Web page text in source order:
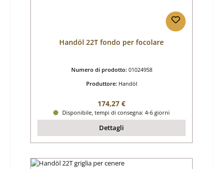
Handöl 22T fondo per focolare
Numero di prodotto: 01024958
Produttore: Handöl
Prezzo normale:
174,27 €
Disponibile, tempi di consegna: 4-6 giorni
Dettagli